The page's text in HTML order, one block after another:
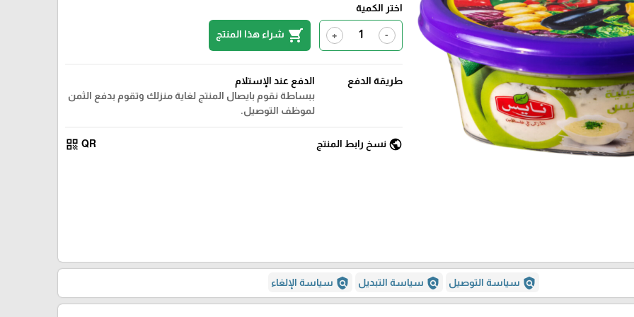
اختر الكمية
-
+
shopping_cart شراء هذا المنتج
طريقة الدفع
الدفع عند الإستلام
ببساطة نقوم بايصال المنتج لغاية منزلك وتقوم بدفع الثمن
لموظف التوصيل.
public نسخ رابط المنتج QR
qr_code
policy سياسة التوصيل policy سياسة التبديل policy سياسة الإلغاء